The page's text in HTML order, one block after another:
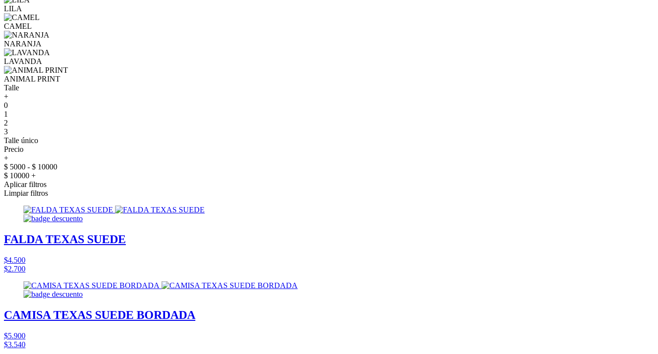
LILA
CAMEL
NARANJA
LAVANDA
ANIMAL PRINT
Talle
+
0
1
2
3
Talle único
Precio
+
$ 5000 - $ 10000
$ 10000 +
Aplicar filtros
Limpiar filtros
FALDA TEXAS SUEDE
$4.500
$2.700
CAMISA TEXAS SUEDE BORDADA
$5.900
$3.540